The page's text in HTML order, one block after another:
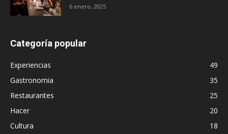
6 enero, 2025
Categoría popular
Experiencias
49
Gastronomia
35
Restaurantes
25
Hacer
20
Cultura
18